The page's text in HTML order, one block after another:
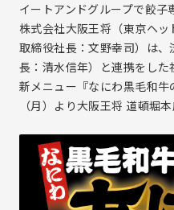
Eat&INTERNATIONAL
サステナビリティ
サステナビリティトップ
サステナビリティ基本方針
7つの重点取組み
気候変動への取り組み
IR情報
IR情報トップ
経営方針
株主の皆様へ
採用情報
採用情報トップ
中途採用
イートアンドグループで餃
株式会社大阪王将（東京ヘ
取締役社長：文野幸司）は
長：清水信年）と連携をした
新メニュー『なにわ黒毛和
（月）より大阪王将 道頓堀